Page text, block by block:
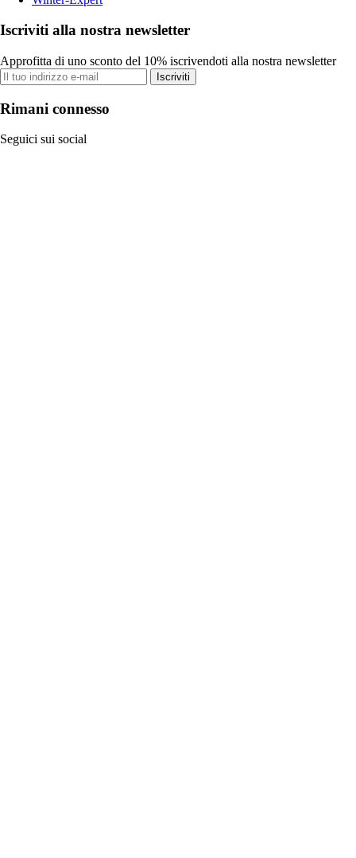
Iscriviti alla nostra newsletter
Approfitta di uno sconto del 10% iscrivendoti alla nostra newsletter
Iscriviti
Rimani connesso
Seguici sui social